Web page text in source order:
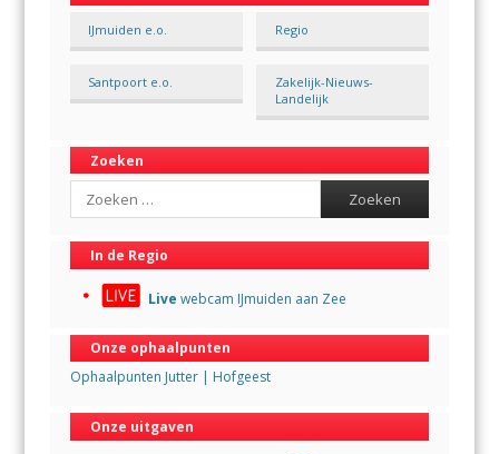
IJmuiden e.o. Regio
Santpoort e.o.
Zakelijk-Nieuws-
Landelijk
Zoeken
Search
In de Regio
Live webcam IJmuiden aan Zee
Onze ophaalpunten
Ophaalpunten Jutter | Hofgeest
Onze uitgaven